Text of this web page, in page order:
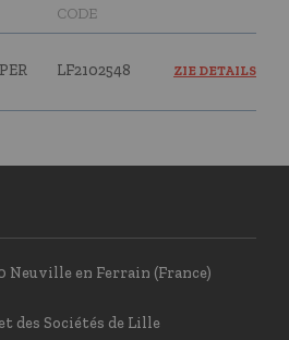
CODE
LF2102548 ZIE DETAILS
Neuville en Ferrain (France)
des Sociétés de Lille